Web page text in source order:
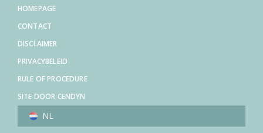
HOMEPAGE
CONTACT
DISCLAIMER
PRIVACYBELEID
RULE OF PROCEDURE
SITE DOOR CENDYN
NL